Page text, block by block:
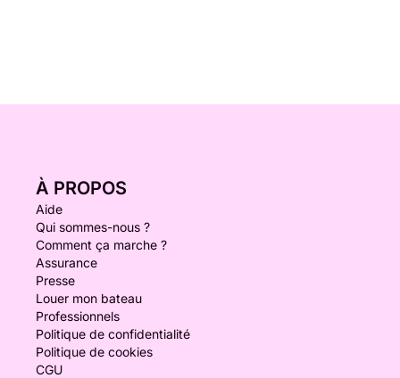
À PROPOS
Aide
Qui sommes-nous ?
Comment ça marche ?
Assurance
Presse
Louer mon bateau
Professionnels
Politique de confidentialité
Politique de cookies
CGU